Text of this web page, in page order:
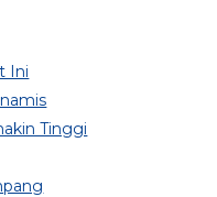
Ini
Tinggi